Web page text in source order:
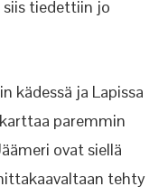
siis tiedettiin jo
kädessä ja Lapissa
paremmin
ovat siellä
tehty